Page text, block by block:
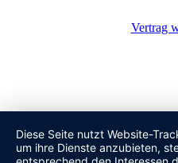
Vertrag
Diese Seite nutzt Website-
um ihre Dienste anzubieten,